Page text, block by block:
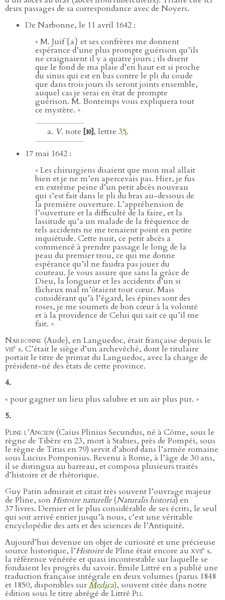
deux passages de sa correspondance avec de Noyers.
De Narbonne, le 11 avril 1642 :
« M. Juif {a} et ses confrères me donnent
espérance d’une plus prompte guérison qu’ils
ne craignaient il y a quatre jours ; ils disent
que le fond de ma plaie d’en haut est si proche
du sinus qui est en bas contre le pli du coude
que dans trois jours ils seront joints ensemble,
auquel cas je serai en état de prompte
guérison. M. Bontemps vous expliquera tout
ce mystère. »
V. note [10] , lettre 35.
17 mai 1642 :
« Les chirurgiens disaient que mon mal allait
bien et je ne m’en apercevais pas. Hier, je fus
en extrême peine d’un petit abcès nouveau
qui s’est fait dans le pli du bras au-dessous de
la première ouverture. L’appréhension de
l’ouverture et la difficulté de la faire, et la
lassitude qu’a un malade de la fréquence de
tels accidents ne me tenaient point en petite
inquiétude. Cette nuit, ce petit abcès a
commencé à prendre passage le long de la
peau du premier trou, ce qui me donne
espérance qu’il ne faudra pas jouer du
couteau. Je vous assure que sans la grâce de
Dieu, la longueur et les accidents d’un si
fâcheux mal m’ôtaient tout cœur. Mais
considérant qu’à l’égard, les épines sont des
roses, je me soumets de bon cœur à la volonté
et à la providence de Celui qui sait ce qu’il me
fait. »
Narbonne (Aude), en Languedoc, était française depuis le
viiie s. C’était le siège d’un archevêché, dont le titulaire
portait le titre de primat du Languedoc, avec la charge de
président-né des états de cette province.
4.
« pour gagner un lieu plus salubre et un air plus pur. »
5.
Pline l’Ancien (Caius Plinius Secundus, né à Côme, sous le
règne de Tibère en 23, mort à Stabies, près de Pompéi, sous
le règne de Titus en 79) servit d’abord dans l’armée romaine
sous Lucius Pomponius. Revenu à Rome, à l’âge de 30 ans,
il se distingua au barreau, et composa plusieurs traités
d’histoire et de rhétorique.
Guy Patin admirait et citait très souvent l’ouvrage majeur
de Pline, son Histoire naturelle(Naturalis historia) en
37 livres. Dernier et le plus considérable de ses écrits, le seul
qui soit arrivé entier jusqu’à nous, c’est une véritable
encyclopédie des arts et des sciences de l’Antiquité.
Aujourd’hui devenue un objet de curiosité et une précieuse
source historique, l’Histoirede Pline était encore au xviie s.
la référence vénérée et quasi incontestable sur laquelle se
fondaient les progrès du savoir. Émile Littré en a publié une
traduction française intégrale en deux volumes (parus 1848
et 1850, disponibles surMedica), souvent citée dans notre
édition sous le titre abrégé de Littré Pli.